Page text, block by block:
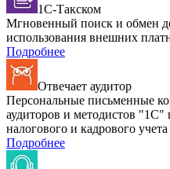
1С-Такском
Мгновенный поиск и обмен
использования внешних
Подробнее
Отвечает аудитор
Персональные письменные
аудиторов и методистов "1С"
налогового и кадрового учета
Подробнее